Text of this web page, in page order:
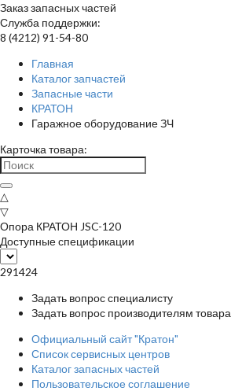
Заказ запасных частей
Служба поддержки:
8 (4212) 91-54-80
Главная
Каталог запчастей
Запасные части
КРАТОН
Гаражное оборудование ЗЧ
Карточка товара:
△
▽
Опора КРАТОН JSC-120
Доступные спецификации
291424
Задать вопрос специалисту
Задать вопрос производителям товара
Официальный сайт "Кратон"
Список сервисных центров
Каталог запасных частей
Пользовательское соглашение